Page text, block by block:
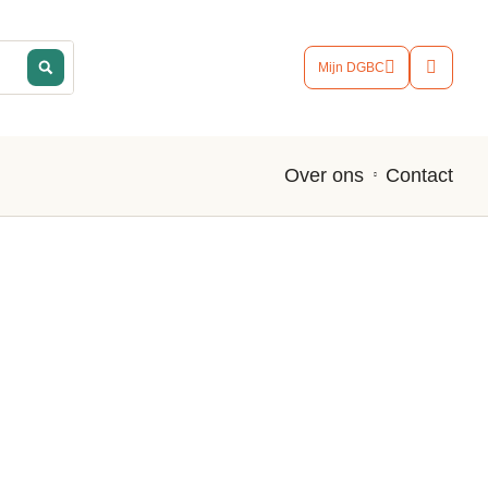
Mijn DGBC
Over ons Contact